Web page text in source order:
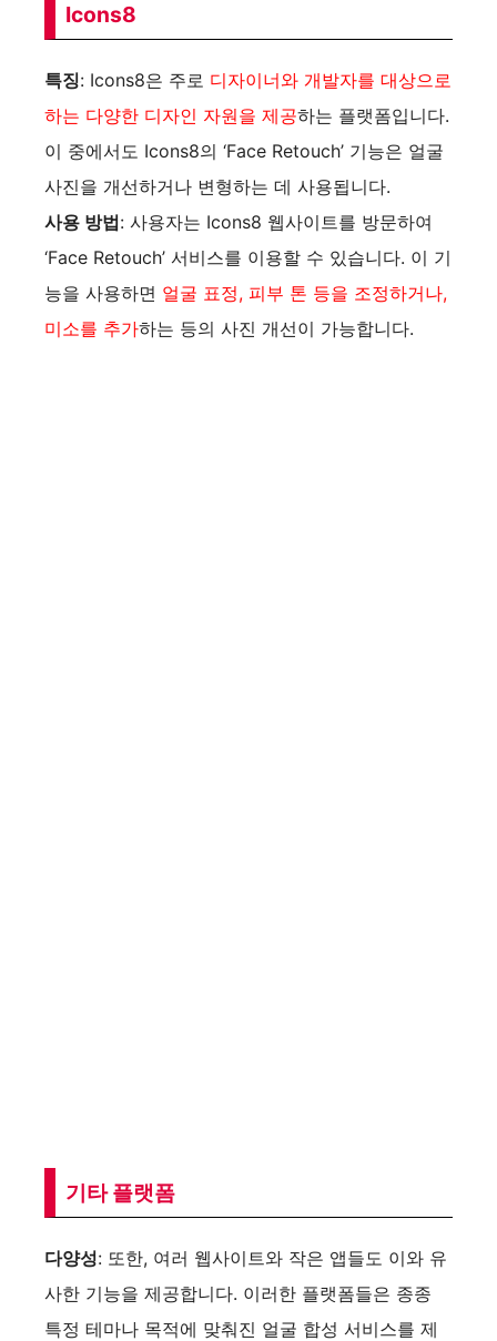
Icons8
특징: Icons8은 주로 디자이너와 개발자를 대상으로
하는 다양한 디자인 자원을 제공하는 플랫폼입니다.
이 중에서도 Icons8의 ‘Face Retouch’ 기능은 얼굴
사진을 개선하거나 변형하는 데 사용됩니다.
사용 방법: 사용자는 Icons8 웹사이트를 방문하여
‘Face Retouch’ 서비스를 이용할 수 있습니다. 이 기
능을 사용하면 얼굴 표정, 피부 톤 등을 조정하거나,
미소를 추가하는 등의 사진 개선이 가능합니다.
기타 플랫폼
다양성: 또한, 여러 웹사이트와 작은 앱들도 이와 유
사한 기능을 제공합니다. 이러한 플랫폼들은 종종
특정 테마나 목적에 맞춰진 얼굴 합성 서비스를 제